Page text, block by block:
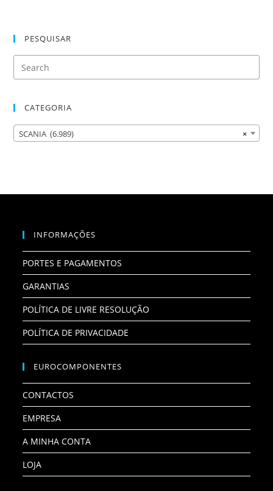
PESQUISAR
CATEGORIA
×
SCANIA (6.989)
INFORMAÇÕES
PORTES E PAGAMENTOS
GARANTIAS
POLÍTICA DE LIVRE RESOLUÇÃO
POLÍTICA DE PRIVACIDADE
EUROCOMPONENTES
CONTACTOS
EMPRESA
A MINHA CONTA
LOJA